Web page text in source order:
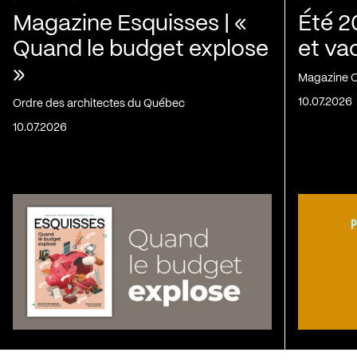
Magazine Esquisses | «
Quand le budget explose
»
Ordre des architectes du Québec
10.07.2026
Été
et
Magazine
10.07.2026